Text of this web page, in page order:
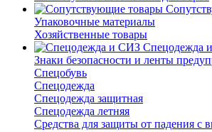
Упаковочные материалы
Хозяйственные товары
Спецодежда
Знаки безопасности и ленты
Спецобувь
Спецодежда
Спецодежда защитная
Спецодежда летняя
Средства для защиты от падения с